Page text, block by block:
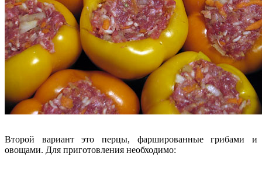
Второй вариант это перцы, фаршированные грибами и
овощами. Для приготовления необходимо: